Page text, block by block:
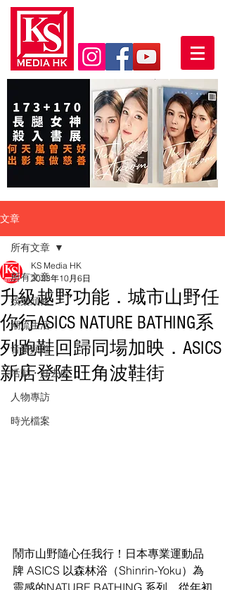
文章
所有文章
娛樂頭條
潮流生活
音樂頻道
活動・好去處
人物專訪
時光檔案
所有文章
升級越野功能．城市山野任
你行ASICS NATURE BATHING系
列跑鞋回歸同場加映．ASICS
新店登陸旺角波鞋街
KS Media HK
2023年10月6日
鬧市山野隨心任我行！日本專業運動品
牌 ASICS 以森林浴（Shinrin-Yoku）為
靈感的NATURE BATHING 系列，從年初